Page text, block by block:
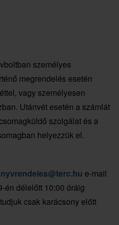
személyes
megrendelés esetén
vagy személyesen
Utánvét esetén a számlát
szolgálat és a
helyezzük el.
e-mail
én délelőtt 10:00 óráig
csak karácsony előtt